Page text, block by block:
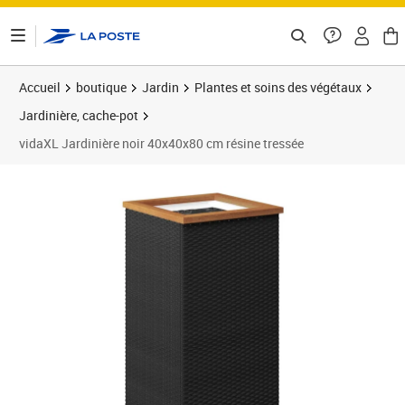
Accueil boutique Jardin
Plantes et soins des végétaux
Jardinière, cache-pot
vidaXL Jardinière noir 40x40x80 cm résine tressée